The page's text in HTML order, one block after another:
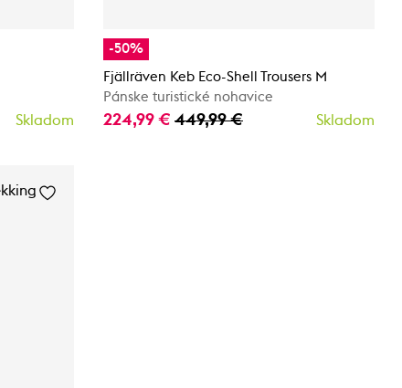
Skladom
-50%
Fjällräven Keb Eco-Shell Trousers M
Pánske turistické nohavice
224,99 € 449,99 € Skladom